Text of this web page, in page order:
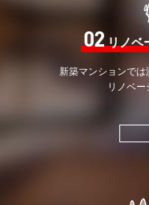
02リノベ
新築マンションでは
リノベ